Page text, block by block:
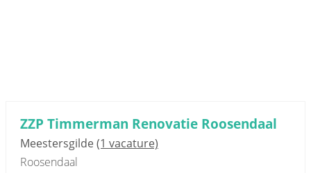
ZZP Timmerman Renovatie Roosendaal
Meestersgilde(1 vacature)
Roosendaal